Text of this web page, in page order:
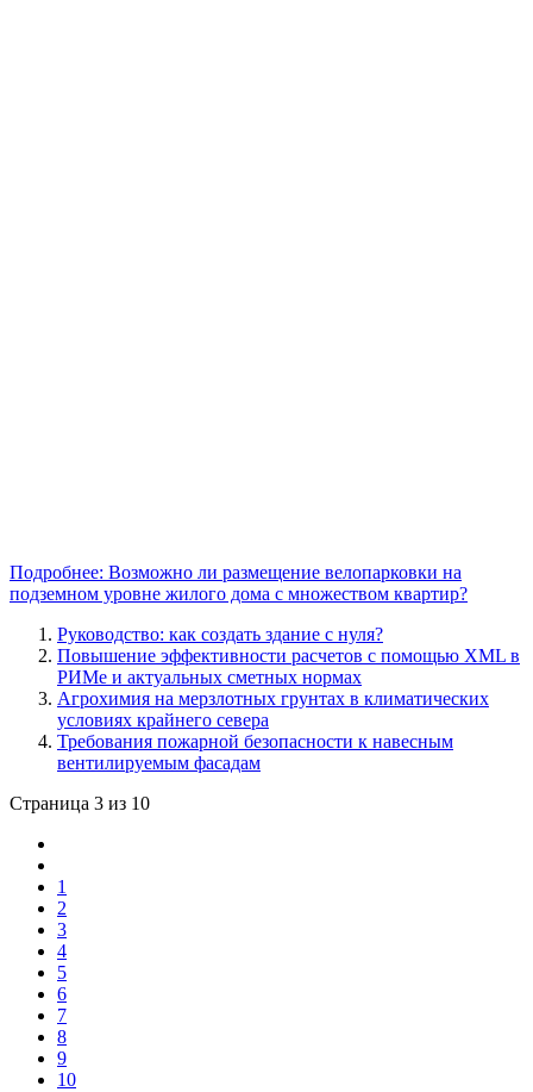
Подробнее: Возможно ли размещение велопарковки на
подземном уровне жилого дома с множеством квартир?
Руководство: как создать здание с нуля?
Повышение эффективности расчетов с помощью XML в
РИМе и актуальных сметных нормах
Агрохимия на мерзлотных грунтах в климатических
условиях крайнего севера
Требования пожарной безопасности к навесным
вентилируемым фасадам
Страница 3 из 10
1
2
3
4
5
6
7
8
9
10